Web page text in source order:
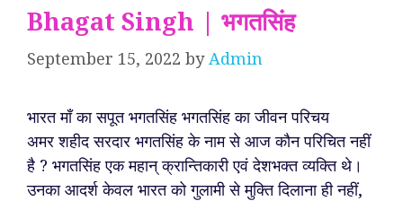
Bhagat Singh | भगतसिंह
September 15, 2022 byAdmin
भारत माँ का सपूत भगतसिंह भगतसिंह का जीवन परिचय
अमर शहीद सरदार भगतसिंह के नाम से आज कौन परिचित नहीं
है ? भगतसिंह एक महान् क्रान्तिकारी एवं देशभक्त व्यक्ति थे।
उनका आदर्श केवल भारत को गुलामी से मुक्ति दिलाना ही नहीं,